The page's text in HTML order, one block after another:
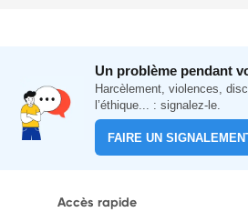
Un problème pendant
Harcèlement, violences,
l’éthique... : signalez-le.
FAIRE UN
Accès rapide